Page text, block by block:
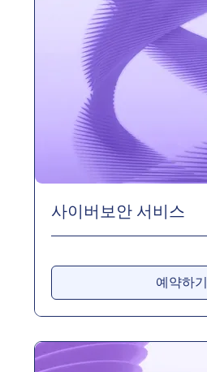
사이버보안 서비스
예약하기